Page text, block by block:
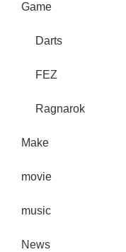
Game
Darts
FEZ
Ragnarok
Make
movie
music
News